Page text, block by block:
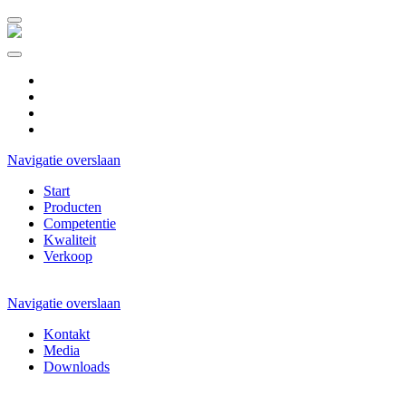
Navigatie overslaan
Start
Producten
Competentie
Kwaliteit
Verkoop
Navigatie overslaan
Kontakt
Media
Downloads